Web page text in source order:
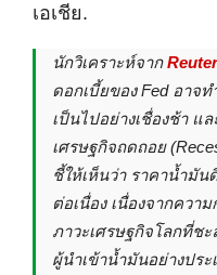
เอเชีย.
นักวิเคราะห์จาก
ดอกเบี้ยของ Fed อาจ
เป็นไปอย่างเชื่องช้า แ
เศรษฐกิจถดถอย
ชี้ให้เห็นว่า ราคาน้ำมั
ต่อเนื่อง เนื่องจากควา
ภาวะเศรษฐกิจโลกที่ช
ผู้นำเข้าน้ำมันอย่างปร